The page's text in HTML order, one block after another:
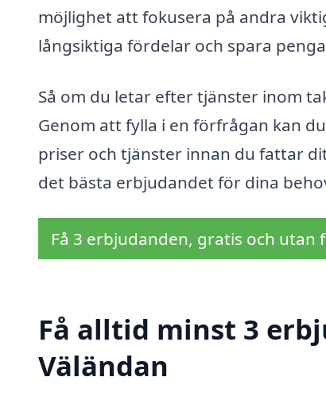
möjlighet att fokusera på andra
långsiktiga fördelar och spara
Så om du letar efter tjänster inom
Genom att fylla i en förfrågan kan
priser och tjänster innan du fattar
det bästa erbjudandet för dina
Få 3 erbjudanden, gratis och utan
Få alltid minst 3
Väländan